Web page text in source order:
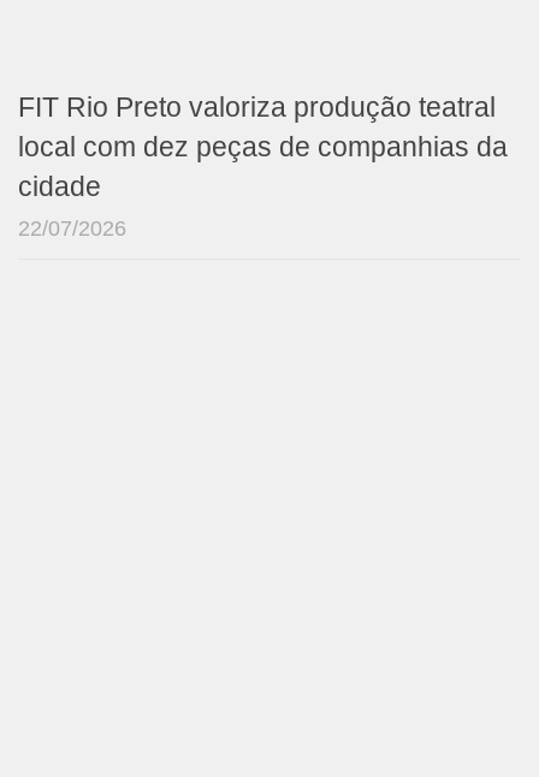
FIT Rio Preto valoriza produção teatral
local com dez peças de companhias da
cidade
22/07/2026